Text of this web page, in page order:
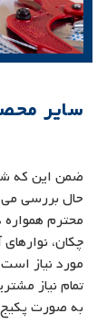
سایر
ضمن این که
حال بررسی می
محترم همواره
چکان،
مورد نیاز است
تمام نیاز
به صورت پکیج